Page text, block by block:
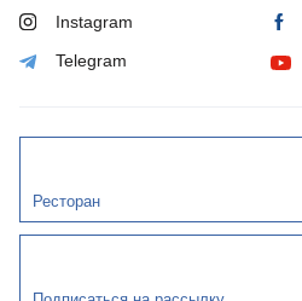
Instagram
Telegram
Ресторан